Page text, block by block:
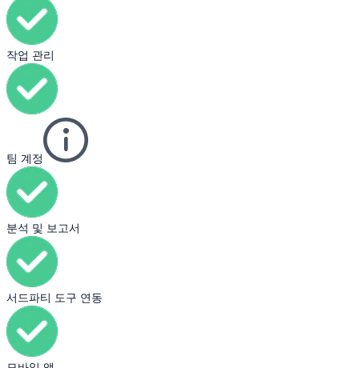
작업 관리
팀 계정
분석 및 보고서
서드파티 도구 연동